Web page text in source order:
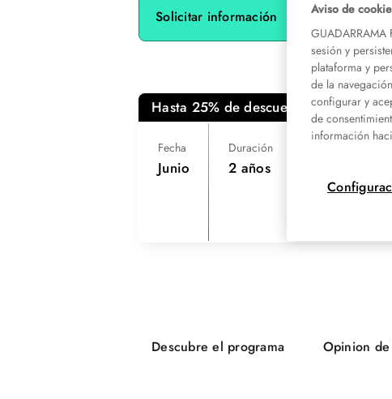
Solicitar información
Hasta 25% de descuento antes del
Fecha
Junio
Duración
2 años
Descubre el programa Opinion
Aviso de
sesión y
plataforma y
de la
configurar y
de
información